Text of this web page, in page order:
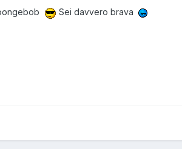
Sei davvero brava